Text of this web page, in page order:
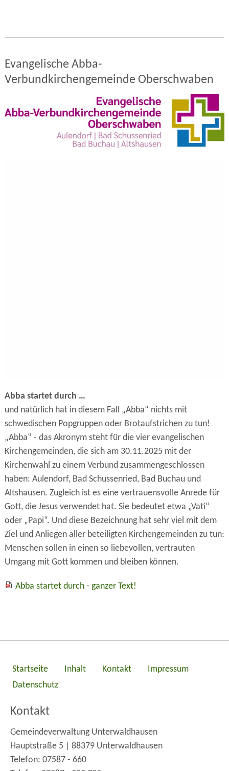
Evangelische Abba-
Verbundkirchengemeinde Oberschwaben
Abba startet durch …
und natürlich hat in diesem Fall „Abba“ nichts mit
schwedischen Popgruppen oder Brotaufstrichen zu tun!
„Abba“ - das Akronym steht für die vier evangelischen
Kirchengemeinden, die sich am 30.11.2025 mit der
Kirchenwahl zu einem Verbund zusammengeschlossen
haben: Aulendorf, Bad Schussenried, Bad Buchau und
Altshausen. Zugleich ist es eine vertrauensvolle Anrede für
Gott, die Jesus verwendet hat. Sie bedeutet etwa „Vati“
oder „Papi“. Und diese Bezeichnung hat sehr viel mit dem
Ziel und Anliegen aller beteiligten Kirchengemeinden zu tun:
Menschen sollen in einen so liebevollen, vertrauten
Umgang mit Gott kommen und bleiben können.
Abba startet durch - ganzer Text!
Startseite Inhalt Kontakt
Impressum
Datenschutz
Kontakt
Gemeindeverwaltung Unterwaldhausen
Hauptstraße 5 | 88379 Unterwaldhausen
Telefon: 07587 - 660